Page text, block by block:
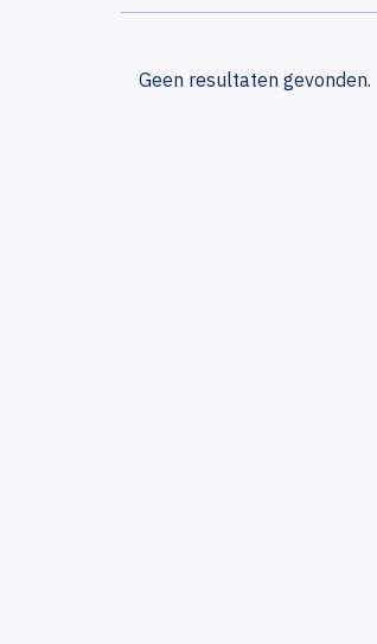
Geen resultaten gevonden.